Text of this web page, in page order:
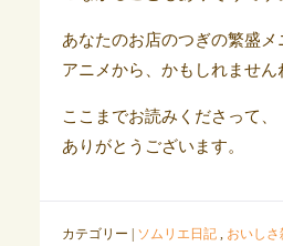
あなたのお店のつぎの繁盛メ
アニメから、かもしれません
ここまでお読みくださって、
ありがとうございます。
カテゴリー | ソムリエ日記, おいしさ